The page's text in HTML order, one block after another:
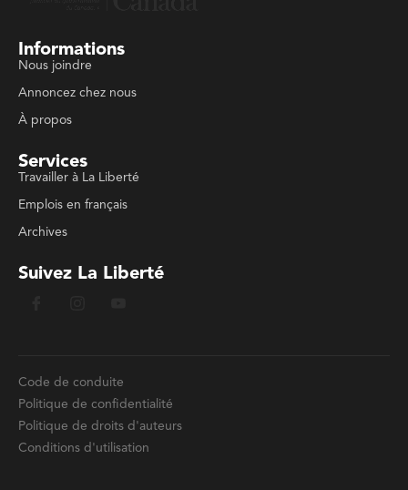
Informations
Nous joindre
Annoncez chez nous
À propos
Services
Travailler à La Liberté
Emplois en français
Archives
Suivez La Liberté
Code de conduite
Politique de confidentialité
Politique de droits d'auteurs
Conditions d'utilisation